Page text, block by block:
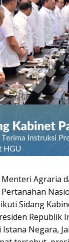
Menteri Agraria
Sidang
Republik
Negara,